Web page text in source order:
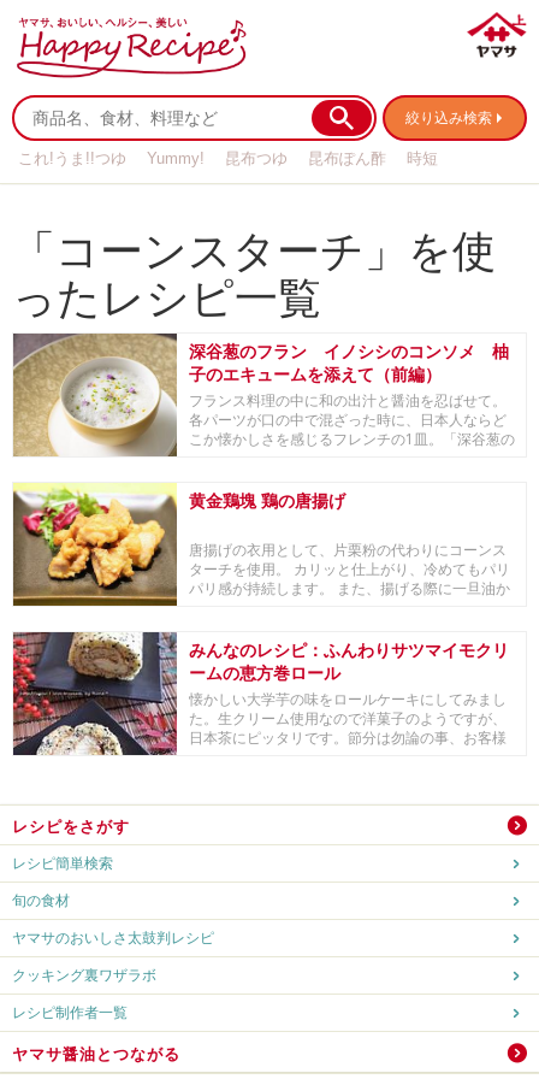
絞り込み検索
これ!うま!!つゆ Yummy! 昆布つゆ 昆布ぽん酢
時短
「コーンスターチ」を使
ったレシピ一覧
深谷葱のフラン イノシシのコンソメ 柚
子のエキュームを添えて（前編）
フランス料理の中に和の出汁と醤油を忍ばせて。
各パーツが口の中で混ざった時に、日本人ならど
こか懐かしさを感じるフレンチの1皿。「深谷葱の
黄金鶏塊 鶏の唐揚げ
唐揚げの衣用として、片栗粉の代わりにコーンス
ターチを使用。 カリッと仕上がり、冷めてもパリ
パリ感が持続します。 また、揚げる際に一旦油か
みんなのレシピ：ふんわりサツマイモクリ
ームの恵方巻ロール
懐かしい大学芋の味をロールケーキにしてみまし
た。生クリーム使用なので洋菓子のようですが、
日本茶にピッタリです。節分は勿論の事、お客様
レシピをさがす
レシピ簡単検索
旬の食材
ヤマサのおいしさ太鼓判レシピ
クッキング裏ワザラボ
レシピ制作者一覧
ヤマサ醤油とつながる